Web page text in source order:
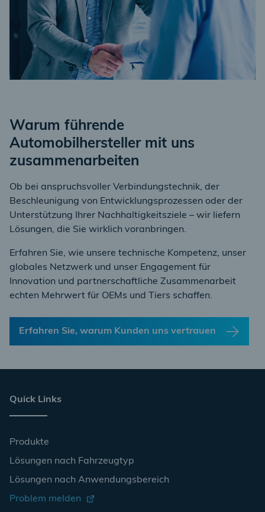
Warum führende
Automobilhersteller mit uns
zusammenarbeiten
Ob bei anspruchsvoller Verbindungstechnik, der
Beschleunigung von Entwicklungsprozessen oder der
Unterstützung Ihrer Nachhaltigkeitsziele – wir liefern
Lösungen, die Sie wirklich voranbringen.
Erfahren Sie, wie unsere technische Kompetenz, unser
globales Netzwerk und unser Engagement für
Innovation und partnerschaftliche Zusammenarbeit
echten Mehrwert für OEMs und Tiers schaffen.
Erfahren Sie, warum Kunden uns vertrauen
Quick Links
Produkte
Lösungen nach Fahrzeugtyp
Lösungen nach Anwendungsbereich
Problem melden